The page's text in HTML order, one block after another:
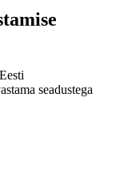
seadustega